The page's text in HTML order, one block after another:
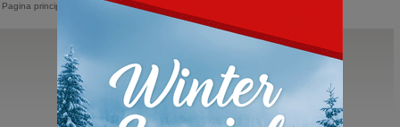
Pagina principale Donna>Sneakers
BnG Real Shoes
La Yeti
Doposci in cavallino